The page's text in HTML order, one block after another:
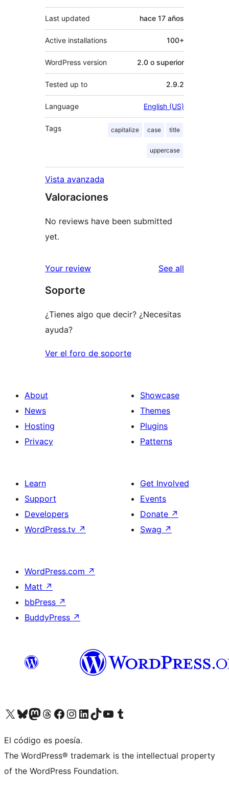
Last updated hace 17 años
Active installations 100+
WordPress version 2.0 o superior
Tested up to 2.9.2
Language English (US)
Tags capitalize case title
uppercase
Vista avanzada
Valoraciones
No reviews have been submitted
yet.
Your review See all
Soporte
¿Tienes algo que decir? ¿Necesitas
ayuda?
Ver el foro de soporte
About
News
Hosting
Privacy
Showcase
Themes
Plugins
Patterns
Learn
Support
Developers
WordPress.tv ↗
Get Involved
Events
Donate ↗
Swag ↗
WordPress.com ↗
Matt ↗
bbPress ↗
BuddyPress ↗
Visit our X (formerly Twitter) account
Visit our Bluesky account
Visit our Mastodon account
Visit our Threads account
Visit our Facebook page
Visit our Instagram account
Visit our LinkedIn account
Visit our TikTok account
Visit our YouTube channel
Visit our Tumblr account
El código es poesía.
The WordPress® trademark is the intellectual property
of the WordPress Foundation.